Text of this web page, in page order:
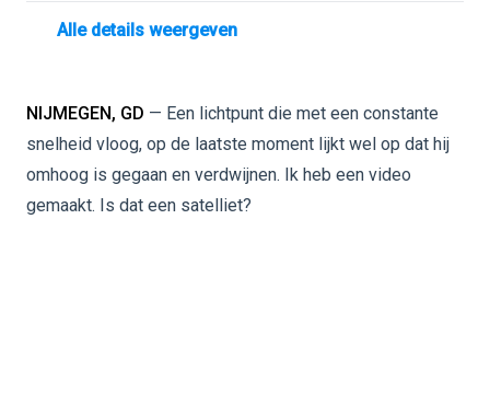
Alle details weergeven
NIJMEGEN, GD — Een lichtpunt die met een constante
snelheid vloog, op de laatste moment lijkt wel op dat hij
omhoog is gegaan en verdwijnen. Ik heb een video
gemaakt. Is dat een satelliet?